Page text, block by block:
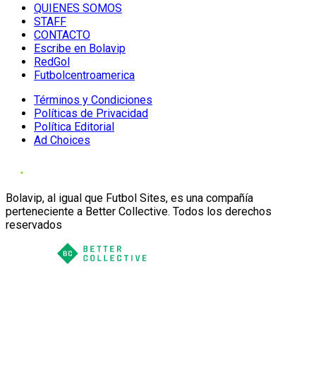
QUIENES SOMOS
STAFF
CONTACTO
Escribe en Bolavip
RedGol
Futbolcentroamerica
Términos y Condiciones
Políticas de Privacidad
Política Editorial
Ad Choices
Bolavip, al igual que Futbol Sites, es una compañía
perteneciente a Better Collective. Todos los derechos
reservados